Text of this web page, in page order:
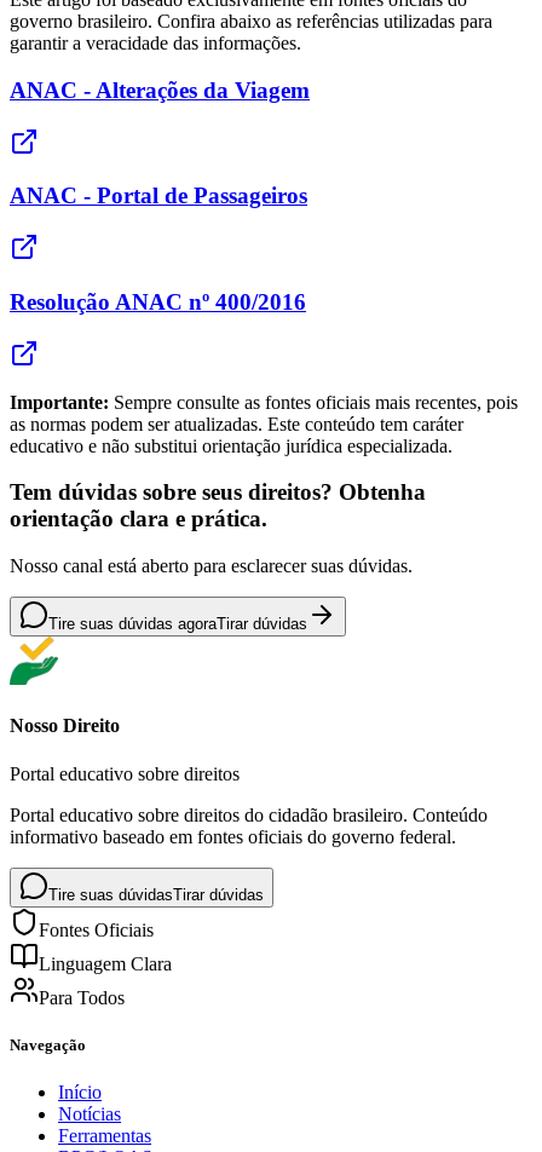
governo brasileiro. Confira abaixo as referências utilizadas para
garantir a veracidade das informações.
ANAC - Alterações da Viagem
ANAC - Portal de Passageiros
Resolução ANAC nº 400/2016
Importante: Sempre consulte as fontes oficiais mais recentes, pois
as normas podem ser atualizadas. Este conteúdo tem caráter
educativo e não substitui orientação jurídica especializada.
Tem dúvidas sobre seus direitos? Obtenha
orientação clara e prática.
Nosso canal está aberto para esclarecer suas dúvidas.
Tire suas dúvidas agoraTirar dúvidas
Nosso Direito
Portal educativo sobre direitos
Portal educativo sobre direitos do cidadão brasileiro. Conteúdo
informativo baseado em fontes oficiais do governo federal.
Tire suas dúvidasTirar dúvidas
Fontes Oficiais
Linguagem Clara
Para Todos
Navegação
Início
Notícias
Ferramentas